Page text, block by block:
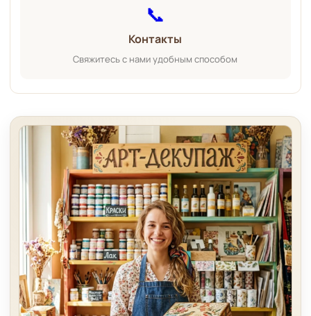
📞
Контакты
Свяжитесь с нами удобным способом